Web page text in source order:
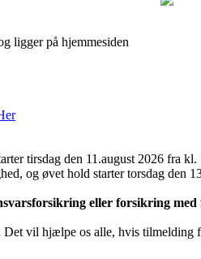
ligger på hjemmesiden
tirsdag den 11.august 2026 fra
og øvet hold starter torsdag den
eller forsikring
vil hjælpe os alle, hvis